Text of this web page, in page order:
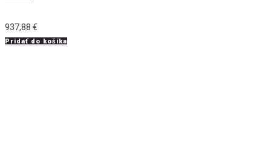
937,88 €
Pridať do košíka